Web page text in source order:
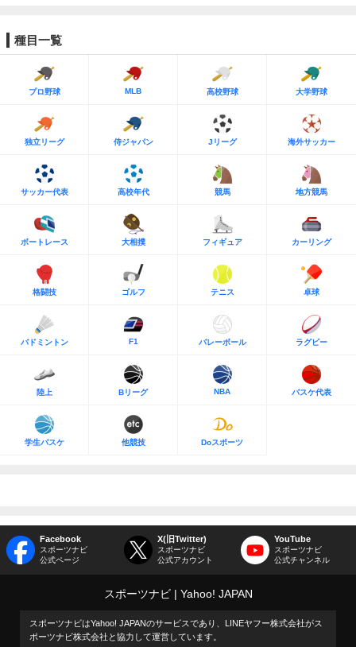
種目一覧
プロ野球 MLB 高校野球 大学野球
独立リーグ 侍ジャパン Jリーグ 海外サッカー
サッカー代表 高校年代 競馬 地方競馬
ボートレース 大相撲 フィギュア カーリング
格闘技 ゴルフ テニス 卓球
バドミントン F1 バレーボール ラグビー
陸上 Bリーグ NBA バスケ代表
学生バスケ 他競技 Doスポーツ
Facebook
スポーツナビ
公式ページ
X(旧Twitter)
スポーツナビ
公式アカウント
YouTube
スポーツナビ
公式チャンネル
スポーツナビ Yahoo! JAPAN
スポーツナビはYahoo! JAPANのサービスであり、LINEヤフー株式会社がス
ポーツナビ株式会社と協力して運営しています。